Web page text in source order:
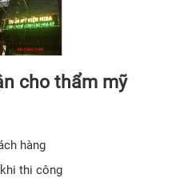
cho thẩm mỹ
hàng
thi công